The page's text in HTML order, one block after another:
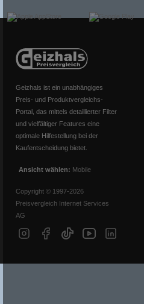
Geizhals ist ein unabhängiges
Preis- und Produktvergleichs-
Portal, das mittels detaillierter Filter
und vielfältiger Features eine
optimale Hilfestellung bei der
Kaufentscheidung bietet.
Ansicht wählen: Mobile
Copyright © 1997-2026
Preisvergleich Internet Services
AG